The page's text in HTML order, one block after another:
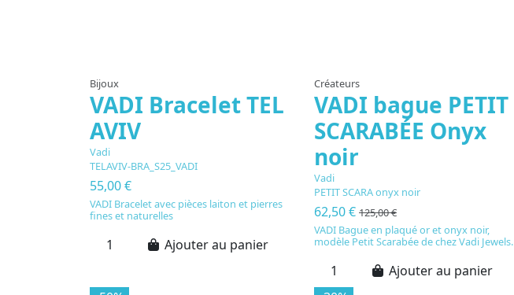
Bijoux
VADI Bracelet TEL
AVIV
Vadi
TELAVIV-BRA_S25_VADI
55,00 €
VADI Bracelet avec pièces laiton et pierres
fines et naturelles
Ajouter au panier
Créateurs
VADI bague PETIT
SCARABÉE Onyx
noir
Vadi
PETIT SCARA onyx noir
62,50 € 125,00 €
VADI Bague en plaqué or et onyx noir,
modèle Petit Scarabée de chez Vadi Jewels.
Ajouter au panier